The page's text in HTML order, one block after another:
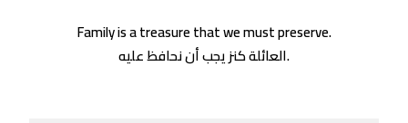
Family is a treasure that we must preserve.
العائلة كنز يجب أن نحافظ عليه.